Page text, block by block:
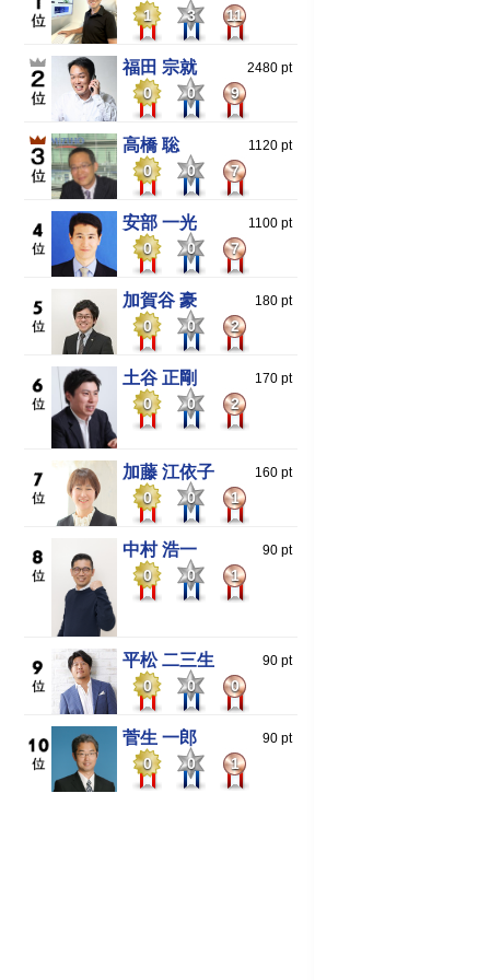
1 3 11
福田 宗就 2480 pt
0 0 9
高橋 聡 1120 pt
0 0 7
安部 一光 1100 pt
0 0 7
加賀谷 豪 180 pt
0 0 2
土谷 正剛 170 pt
0 0 2
加藤 江依子 160 pt
0 0 1
中村 浩一 90 pt
0 0 1
平松 二三生 90 pt
0 0 0
菅生 一郎 90 pt
0 0 1